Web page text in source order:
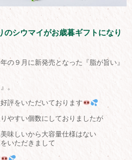
のシウマイがお歳暮ギフトになり
の９月に新発売となった『脂が旨い』
。
評をいただいております
やすい個数にしておりましたが
味しいから大容量仕様はない
いただきまして